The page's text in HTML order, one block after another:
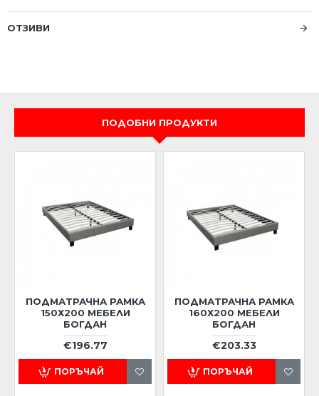
ОТЗИВИ
ПОДОБНИ ПРОДУКТИ
ПОДМАТРАЧНА РАМКА
150Х200 МЕБЕЛИ
БОГДАН
€196.77
ПОРЪЧАЙ
ПОДМАТРАЧНА РАМКА
160Х200 МЕБЕЛИ
БОГДАН
€203.33
ПОРЪЧАЙ